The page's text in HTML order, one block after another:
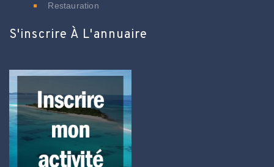
Restauration
S'inscrire À L'annuaire